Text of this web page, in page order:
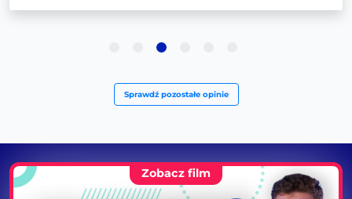
Sprawdź pozostałe opinie
Zobacz film